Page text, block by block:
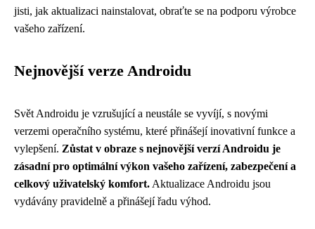
jisti, jak aktualizaci nainstalovat, obraťte se na podporu výrobce
vašeho zařízení.
Nejnovější verze Androidu
Svět Androidu je vzrušující a neustále se vyvíjí, s novými
verzemi operačního systému, které přinášejí inovativní funkce a
vylepšení. Zůstat v obraze s nejnovější verzí Androidu je
zásadní pro optimální výkon vašeho zařízení, zabezpečení a
celkový uživatelský komfort. Aktualizace Androidu jsou
vydávány pravidelně a přinášejí řadu výhod.